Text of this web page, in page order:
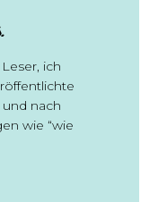
ich
nach
wie “wie